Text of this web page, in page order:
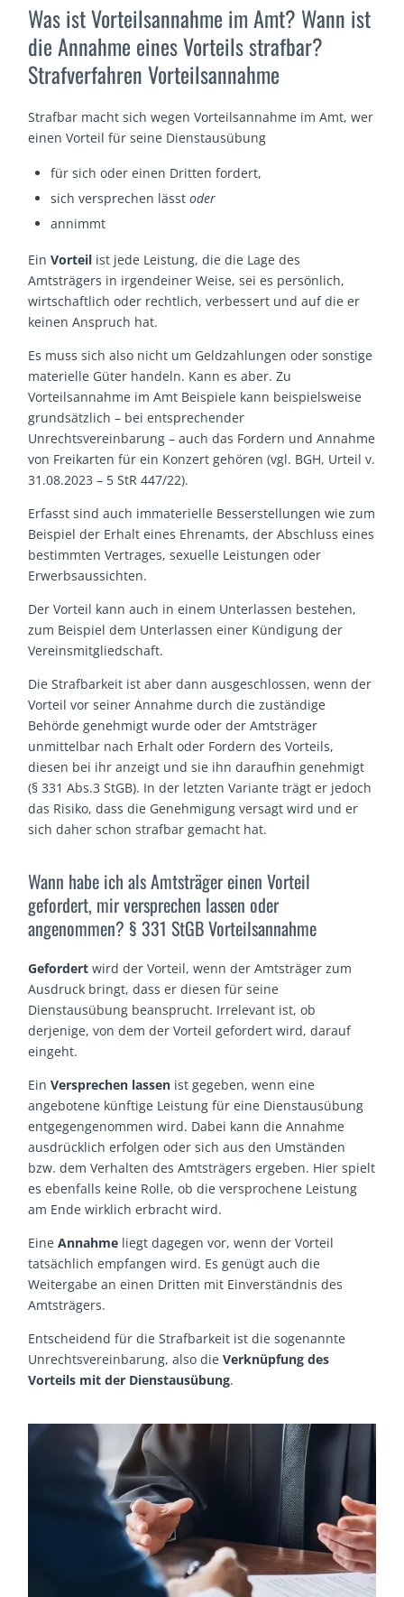
Was ist Vorteilsannahme im Amt? Wann ist
die Annahme eines Vorteils strafbar?
Strafverfahren Vorteilsannahme
Strafbar macht sich wegen Vorteilsannahme im Amt, wer
einen Vorteil für seine Dienstausübung
für sich oder einen Dritten fordert,
sich versprechen lässtoder
annimmt
EinVorteil ist jede Leistung, die die Lage des
Amtsträgers in irgendeiner Weise, sei es persönlich,
wirtschaftlich oder rechtlich, verbessert und auf die er
keinen Anspruch hat.
Es muss sich also nicht um Geldzahlungen oder sonstige
materielle Güter handeln. Kann es aber. Zu
Vorteilsannahme im Amt Beispiele kann beispielsweise
grundsätzlich – bei entsprechender
Unrechtsvereinbarung – auch das Fordern und Annahme
von Freikarten für ein Konzert gehören (vgl. BGH, Urteil v.
31.08.2023 – 5 StR 447/22).
Erfasst sind auch immaterielle Besserstellungen wie zum
Beispiel der Erhalt eines Ehrenamts, der Abschluss eines
bestimmten Vertrages, sexuelle Leistungen oder
Erwerbsaussichten.
Der Vorteil kann auch in einem Unterlassen bestehen,
zum Beispiel dem Unterlassen einer Kündigung der
Vereinsmitgliedschaft.
Die Strafbarkeit ist aber dann ausgeschlossen, wenn der
Vorteil vor seiner Annahme durch die zuständige
Behörde genehmigt wurde oder der Amtsträger
unmittelbar nach Erhalt oder Fordern des Vorteils,
diesen bei ihr anzeigt und sie ihn daraufhin genehmigt
(§ 331 Abs.3 StGB). In der letzten Variante trägt er jedoch
das Risiko, dass die Genehmigung versagt wird und er
sich daher schon strafbar gemacht hat.
Wann habe ich als Amtsträger einen Vorteil
gefordert, mir versprechen lassen oder
angenommen? § 331 StGB Vorteilsannahme
Gefordert wird der Vorteil, wenn der Amtsträger zum
Ausdruck bringt, dass er diesen für seine
Dienstausübung beansprucht. Irrelevant ist, ob
derjenige, von dem der Vorteil gefordert wird, darauf
eingeht.
EinVersprechen lassen ist gegeben, wenn eine
angebotene künftige Leistung für eine Dienstausübung
entgegengenommen wird. Dabei kann die Annahme
ausdrücklich erfolgen oder sich aus den Umständen
bzw. dem Verhalten des Amtsträgers ergeben. Hier spielt
es ebenfalls keine Rolle, ob die versprochene Leistung
am Ende wirklich erbracht wird.
EineAnnahme liegt dagegen vor, wenn der Vorteil
tatsächlich empfangen wird. Es genügt auch die
Weitergabe an einen Dritten mit Einverständnis des
Amtsträgers.
Entscheidend für die Strafbarkeit ist die sogenannte
Unrechtsvereinbarung, also dieVerknüpfung des
Vorteils mit der Dienstausübung.